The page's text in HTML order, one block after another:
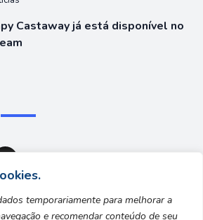
temporariamente para melhorar a
e recomendar conteúdo de seu
Castaway já está disponível no